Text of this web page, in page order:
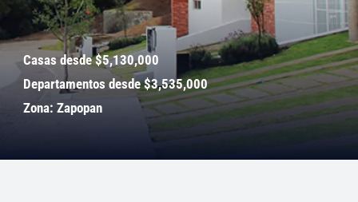
Casas desde $5,130,000
Departamentos desde $3,535,000
Zona: Zapopan